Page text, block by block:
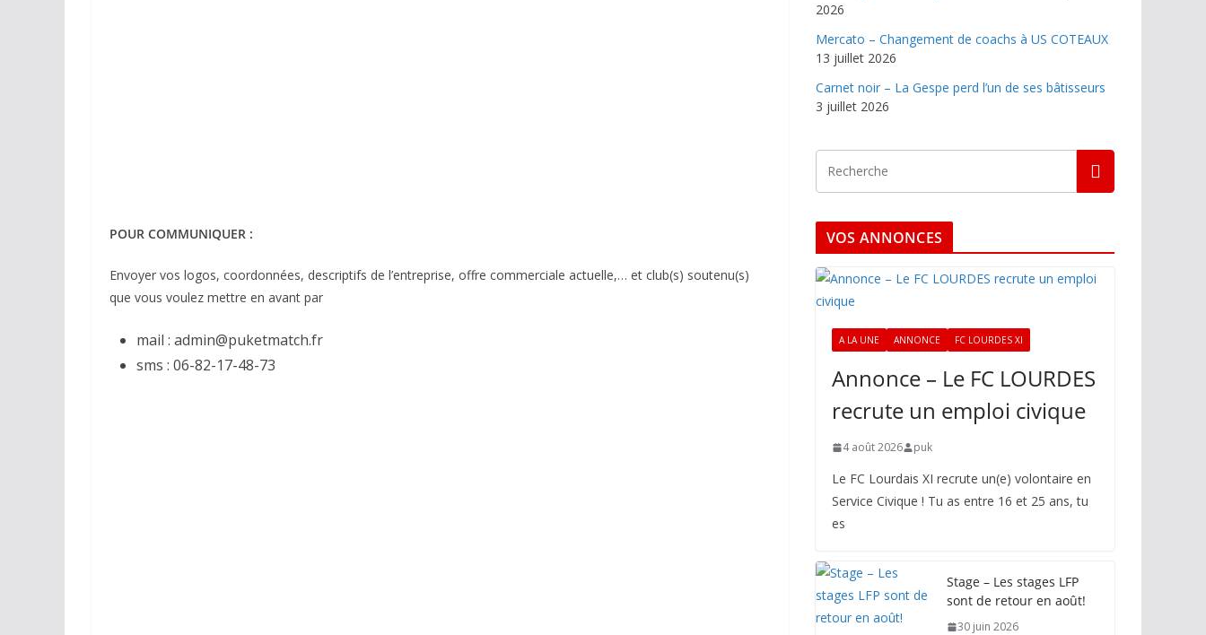
POUR COMMUNIQUER :
Envoyer vos logos, coordonnées, descriptifs de l’entreprise, offre commerciale actuelle,… et club(s) soutenu(s)
que vous voulez mettre en avant par
mail : admin@puketmatch.fr
sms : 06-82-17-48-73
2026
Mercato – Changement de coachs à US COTEAUX
13 juillet 2026
Carnet noir – La Gespe perd l’un de ses bâtisseurs
3 juillet 2026
VOS ANNONCES
A LA UNE ANNONCE FC LOURDES XI
Annonce – Le FC LOURDES
recrute un emploi civique
4 août 2026 puk
Le FC Lourdais XI recrute un(e) volontaire en
Service Civique ! Tu as entre 16 et 25 ans, tu
es
Stage – Les stages LFP
sont de retour en août!
30 juin 2026